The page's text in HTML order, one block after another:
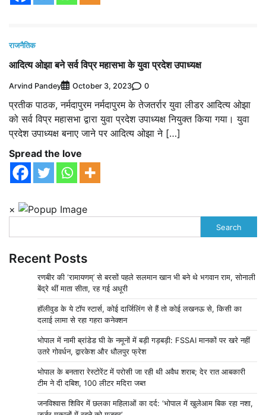
राजनैतिक
आदित्य ओझा बने सर्व विप्र महासभा के युवा प्रदेश उपाध्यक्ष
Arvind Pandey October 3, 2023 0
प्रतीक पाठक, नर्मदापुरम नर्मदापुरम के तेजतर्रार युवा लीडर आदित्य ओझा
को सर्व विप्र महासभा द्वारा युवा प्रदेश उपाध्यक्ष नियुक्त किया गया। युवा
प्रदेश उपाध्यक्ष बनाए जाने पर आदित्य ओझा ने […]
Spread the love
×
Search
Recent Posts
रणबीर की ‘रामायणम्’ से बरसों पहले सलमान खान भी बने थे भगवान राम, सोनाली
बेंद्रे थीं माता सीता, रह गई अधूरी
हॉलीवुड के ये टॉप स्टार्स, कोई दार्जिलिंग से हैं तो कोई लखनऊ से, किसी का
दलाई लामा से रहा गहरा कनेक्शन
भोपाल में नामी ब्रांडेड घी के नमूनों में बड़ी गड़बड़ी: FSSAI मानकों पर खरे नहीं
उतरे गोवर्धन, द्वारकेश और धौलपुर फ्रेश
भोपाल के बनतारा रेस्टोरेंट में परोसी जा रही थी अवैध शराब; देर रात आबकारी
टीम ने दी दबिश, 100 लीटर मदिरा जब्त
जनविश्वास शिविर में छलका महिलाओं का दर्द: ‘भोपाल में खुलेआम बिक रहा नशा,